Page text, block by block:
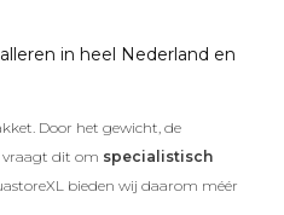
in heel Nederland en
Door het gewicht, de
vraagt dit om specialistisch
bieden wij daarom méér